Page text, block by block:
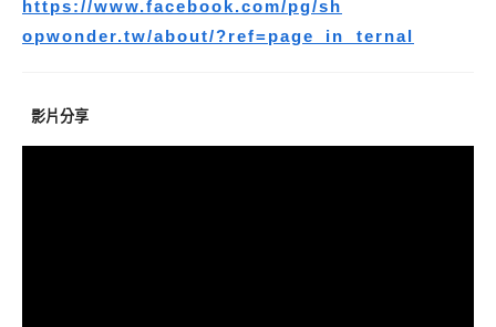
https://www.facebook.com/pg/sh
opwonder.tw/about/?ref=page_in ternal
影片分享